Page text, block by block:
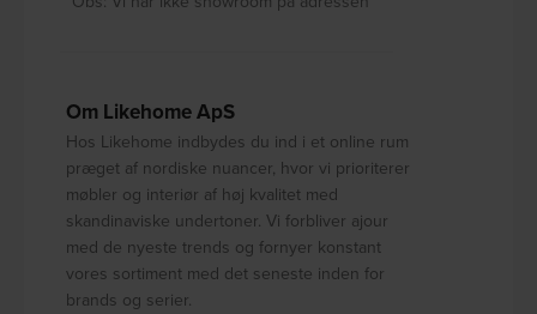
Om Likehome ApS
Hos Likehome indbydes du ind i et online rum
præget af nordiske nuancer, hvor vi prioriterer
møbler og interiør af høj kvalitet med
skandinaviske undertoner. Vi forbliver ajour
med de nyeste trends og fornyer konstant
vores sortiment med det seneste inden for
brands og serier.